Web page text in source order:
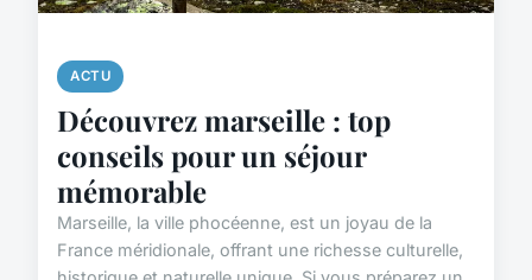
ACTU
Découvrez marseille : top
conseils pour un séjour
mémorable
Marseille, la ville phocéenne, est un joyau de la
France méridionale, offrant une richesse culturelle,